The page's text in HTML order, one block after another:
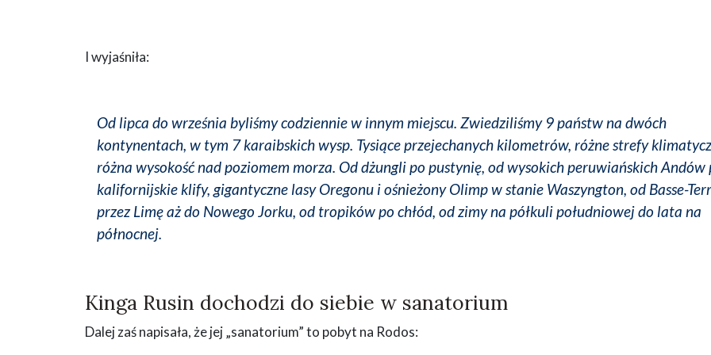
I wyjaśniła:
Od lipca do września byliśmy codziennie w innym miejscu. Zwiedziliśmy 9 państw na dwóch
kontynentach, w tym 7 karaibskich wysp. Tysiące przejechanych kilometrów, różne strefy
różna wysokość nad poziomem morza. Od dżungli po pustynię, od wysokich peruwiańskich Andów
kalifornijskie klify, gigantyczne lasy Oregonu i ośnieżony Olimp w stanie Waszyngton, od Basse-
przez Limę aż do Nowego Jorku, od tropików po chłód, od zimy na półkuli południowej do lata na
północnej.
Kinga Rusin dochodzi do siebie w sanatorium
Dalej zaś napisała, że jej „sanatorium” to pobyt na Rodos: